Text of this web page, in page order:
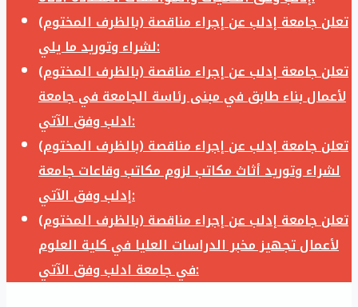
تعلن جامعة إدلب عن إجراء مناقصة (بالظرف المختوم)
لشراء وتوريد ما يلي:
تعلن جامعة إدلب عن إجراء مناقصة (بالظرف المختوم)
لأعمال بناء طابق في مبنى رئاسة الجامعة في جامعة
ادلب وفق الآتي:
تعلن جامعة إدلب عن إجراء مناقصة (بالظرف المختوم)
لشراء وتوريد أثاث مكاتب لزوم مكاتب وقاعات جامعة
إدلب وفق الآتي:
تعلن جامعة إدلب عن إجراء مناقصة (بالظرف المختوم)
لأعمال تجهيز مخبر الدراسات العليا في كلية العلوم
في جامعة ادلب وفق الآتي: